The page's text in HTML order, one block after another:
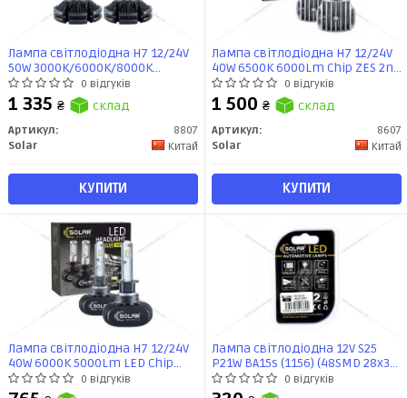
Лампа світлодіодна H7 12/24V
50W 3000K/6000K/8000K
6000Lm Chip ZES 2nd G (к-т
2шт) Solar
0 відгуків
1 335 ₴ склад
Артикул:
8807
Solar
Китай
КУПИТИ
Лампа світлодіодна H7 12/24V
40W 6500K 6000Lm Chip ZES 2nd
G (к-т 2шт) Solar0 відгуків
1 500 ₴ склад
Артикул:
8607
Solar
Китай
КУПИТИ
Лампа світлодіодна H7 12/24V
40W 6000K 5000Lm LED Chip
Seoul CSP 1860 (к-т 2шт) Solar
0 відгуків
Лампа світлодіодна 12V S25
P21W BA15s (1156) (48SMD 28x35)
CANBUS обманка білий (к-т
2шт) Solar
0 відгуків